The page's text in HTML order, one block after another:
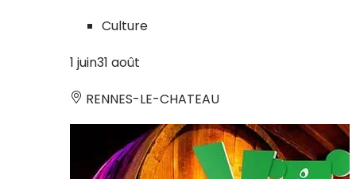
Culture
1 juin31 août
RENNES-LE-CHATEAU